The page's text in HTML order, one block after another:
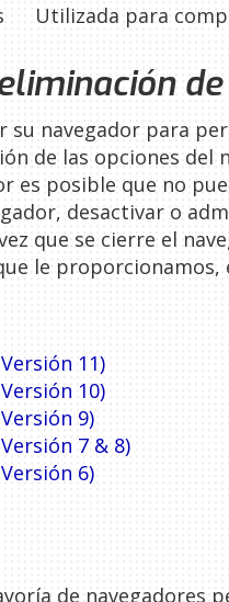
Utilizada para
su navegador para
de las opciones del
es posible que no
desactivar o
que se cierre el
le
11)
10)
9)
7 & 8)
6)
de navegadores